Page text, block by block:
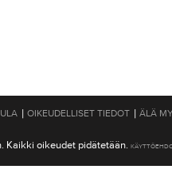
| OIKEUDELLISET TIEDOT | ÄLÄ
Kaikki oikeudet pidätetään.